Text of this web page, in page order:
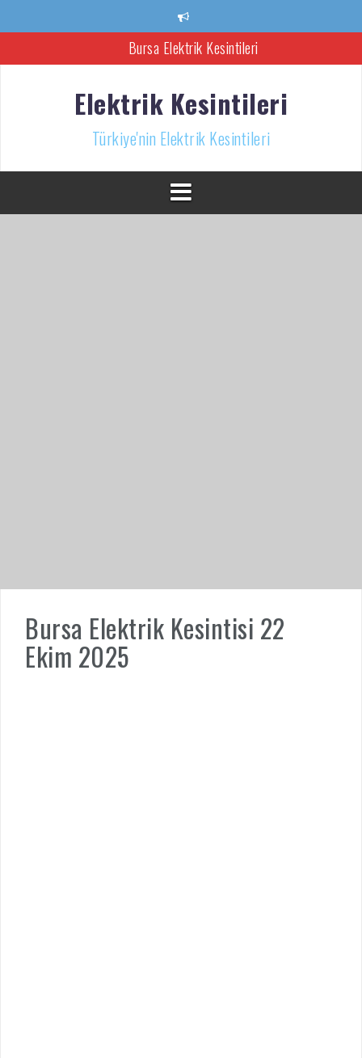
Bursa Elektrik Kesintileri
Ankara Elektrik Kesintisi
Türkiye’nin Elektrik Kesintileri Haber Kaynağı
İzmir Elektrik Kesintisi
Elektrik Kesintileri
Türkiye'nin Elektrik Kesintileri
Bursa Elektrik Kesintisi 22
Ekim 2025